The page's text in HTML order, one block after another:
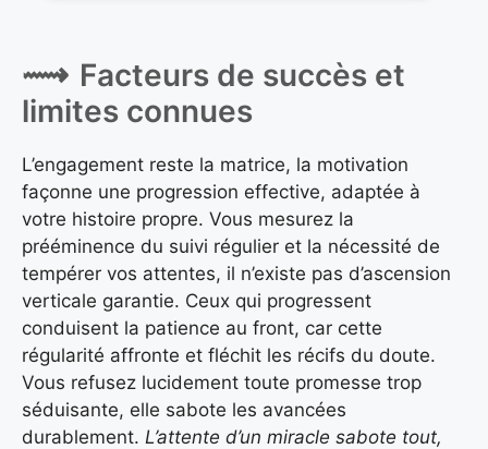
Facteurs de succès et
limites connues
L’engagement reste la matrice, la motivation
façonne une progression effective, adaptée à
votre histoire propre. Vous mesurez la
prééminence du suivi régulier et la nécessité de
tempérer vos attentes, il n’existe pas d’ascension
verticale garantie. Ceux qui progressent
conduisent la patience au front, car cette
régularité affronte et fléchit les récifs du doute.
Vous refusez lucidement toute promesse trop
séduisante, elle sabote les avancées
durablement. L’attente d’un miracle sabote tout,